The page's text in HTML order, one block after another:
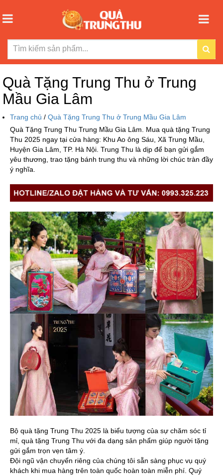
Quà Tặng Trung Thu ở Trung
Mầu Gia Lâm
Trang chủ / Quà Tặng Trung Thu ở Trung Mầu Gia Lâm
Quà Tặng Trung Thu Trung Mầu Gia Lâm. Mua quà tặng Trung
Thu 2025 ngay tại cửa hàng: Khu Ao ông Sáu, Xã Trung Mầu,
Huyện Gia Lâm, TP. Hà Nội. Trung Thu là dịp để bạn gửi gắm
yêu thương, trao tặng bánh trung thu và những lời chúc tràn đầy
ý nghĩa.
Bộ quà tặng Trung Thu 2025 là biểu tượng của sự chăm sóc tỉ
mỉ, quà tặng Trung Thu với đa dạng sản phẩm giúp người tặng
gửi gắm trọn vẹn tâm ý.
Đội ngũ vận chuyển riêng của chúng tôi sẵn sàng phục vụ quý
khách khi mua hàng trên toàn quốc hoàn toàn miễn phí. Quý